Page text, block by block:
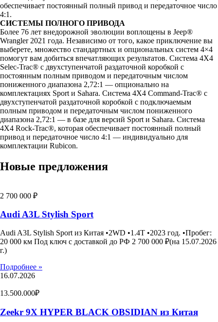
обеспечивает постоянный полный привод и передаточное число
4:1.
СИСТЕМЫ ПОЛНОГО ПРИВОДА
Более 76 лет внедорожной эволюции воплощены в Jeep®
Wrangler 2021 года. Независимо от того, какое приключение вы
выберете, множество стандартных и опциональных систем 4×4
помогут вам добиться впечатляющих результатов. Система 4X4
Selec-Trac® с двухступенчатой раздаточной коробкой с
постоянным полным приводом и передаточным числом
пониженного диапазона 2,72:1 — опционально на
комплектациях Sport и Sahara. Система 4X4 Command-Trac® с
двухступенчатой раздаточной коробкой с подключаемым
полным приводом и передаточным числом пониженного
диапазона 2,72:1 — в базе для версий Sport и Sahara. Система
4X4 Rock-Trac®, которая обеспечивает постоянный полный
привод и передаточное число 4:1 — индивидуально для
комплектации Rubicon.
Новые предложения
2 700 000 ₽
Audi A3L Stylish Sport
Audi A3L Stylish Sport из Китая •2WD •1.4T •2023 год. •Пробег:
20 000 км Под ключ с доставкой до РФ 2 700 000 ₽(на 15.07.2026
г.)
Подробнее »
16.07.2026
13.500.000₽
Zeekr 9X HYPER BLACK OBSIDIAN из Китая